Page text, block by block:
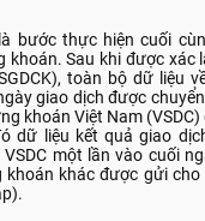
bước thực hiện cuối
khoán. Sau khi được xác
toàn bộ dữ liệu
giao dịch được
khoán Việt Nam
dữ liệu kết quả giao
một lần vào cuối
khoán khác được gửi cho